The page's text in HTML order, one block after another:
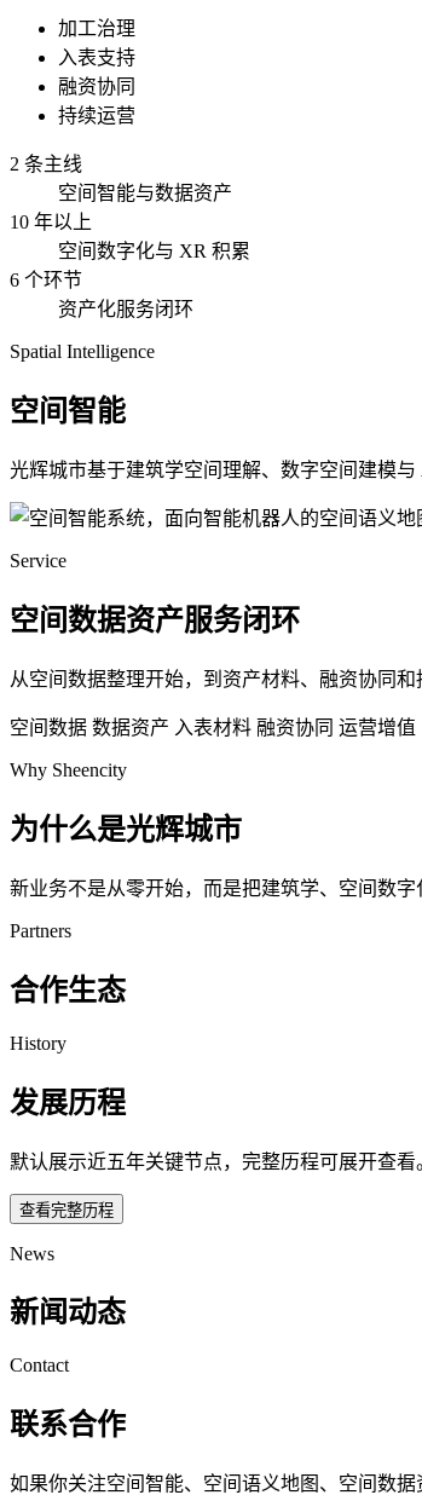
加工治理
入表支持
融资协同
持续运营
2 条主线
空间智能与数据资产
10 年以上
空间数字化与 XR 积累
6 个环节
资产化服务闭环
Spatial Intelligence
空间智能
光辉城市基于建筑学空间理解、数字空间建模
Service
空间数据资产服务闭环
从空间数据整理开始，到资产材料、融资协同
空间数据 数据资产 入表材料 融资协同 运营增值
Why Sheencity
为什么是光辉城市
新业务不是从零开始，而是把建筑学、空间数
Partners
合作生态
History
发展历程
默认展示近五年关键节点，完整历程可展开查看
查看完整历程
News
新闻动态
Contact
联系合作
如果你关注空间智能、空间语义地图、空间数